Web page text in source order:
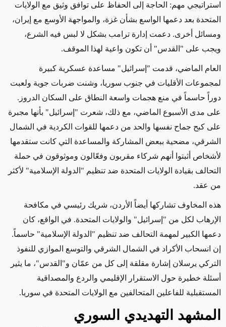
استراتيجي مهم: الحاجة إلى الحفاظ على توافق وثيق مع الولايات
المتحدة بعد دعمها الواسع بشأن غزة، والمواجهة الأوسع مع إيران،
ومسائل أخرى. دعمت إدارة ترامب بشكل لا لبس فيه الشرع،
ويجب على "القدس" أن تكون واعية لهذا الموقف.
العام الماضي، قدمت "إسرائيل" مساعدة عسكرية كبيرة
لمجموعات الأقليات في جنوب سوريا، وشنت ضربات جوية ولعبت
دوراً حاسماً في منع هجمات واسعة النطاق على السكان الدروز.
على مدى الأسبوع الماضي، مع ذلك، شعرت "إسرائيل" بأنها مجبرة
على كبح جماح نفسها والحد من دعمها للقوات الكردية في الشمال
الشرقي، مضحية ببعض المشاركة والمساعدة التي كانت ستقدمها
لأشخاص أثبتوا أنهم شركاء مقربون وفعّالون وموثوقون في حملة
التحالف بقيادة الولايات المتحدة ضد تنظيم "الدولة الإسلامية" لأكثر
من عقد.
هذه المخاوف تشاركها أيضاً الأردن، شريك رئيسي في مكافحة
الإرهاب لكل من "إسرائيل" والولايات المتحدة. في الواقع، كان
دعمها الكبير لمهمة التحالف ضد تنظيم "الدولة الإسلامية" حاسماً.
إن انسحاب الأكراد في الشمال الشرقي والتوسع الموازي للنفوذ
التركي يرسلان إشارة مقلقة إلى كل من عمّان و"القدس"، ما يثير
أسئلة خطيرة حول الاستقرار الإقليمي والردع والمصداقية
المستقبلية للفاعلين المتحالفين مع الولايات المتحدة في سوريا.
المشهد التهديدي السوري